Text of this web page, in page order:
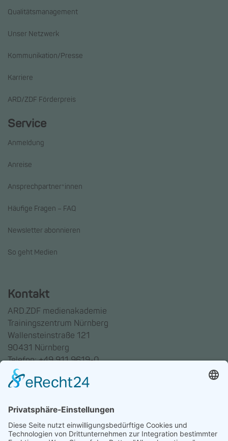
Qualitätsmanagement
Unser Netzwerk
Kommunikation/Presse
Karriere
ARD/ZDF Förderpreis
Service
Anmeldung
Anreise
Ansprechpartner*innen
Häufige Fragen – FAQ
Newsletter abonnieren
So geht Medien
Kontakt
ARD.ZDF medienakademie
Trainingszentrum Nürnberg
Wallensteinstraße 121
90431 Nürnberg
Telefon: +49 911 9619-0
Trainingszentrum Hannover
30169 Hannover
Telefon: +49 511 123598-531